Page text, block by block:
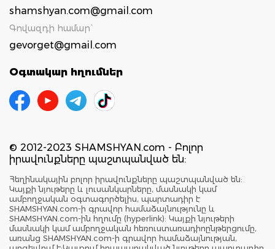
shamshyan.com@gmail.com
Գովազդի համար`
gevorget@gmail.com
Օգտակար հղումներ
© 2012-2023 SHAMSHYAN.com - Բոլոր
իրավունքները պաշտպանված են:
Հեղինակային բոլոր իրավունքները պաշտպանված են:
Կայքի նյութերը և լուսանկարները, մասնակի կամ
ամբողջական օգտագործելիս, պարտադիր է
SHAMSHYAN.com-ի գրավոր համաձայնությունը և
SHAMSHYAN.com-ին հղումը (hyperlink): Կայքի նյութերի
մասնակի կամ ամբողջական հեռուստառադիոընթերցումը,
առանց SHAMSHYAN.com-ի գրավոր համաձայնության,